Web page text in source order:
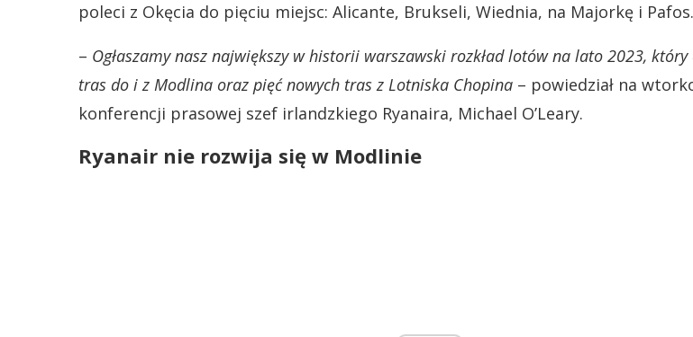
poleci z Okęcia do pięciu miejsc: Alicante, Brukseli, Wiednia, na Majorkę i Pafos.
– Ogłaszamy nasz największy w historii warszawski rozkład lotów na lato 2023,
tras do i z Modlina oraz pięć nowych tras z Lotniska Chopina – powiedział na
konferencji prasowej szef irlandzkiego Ryanaira, Michael O’Leary.
Ryanair nie rozwija się w Modlinie